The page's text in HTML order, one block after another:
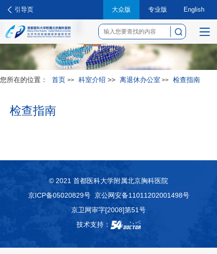
引导页 大众版 专业版 English
菜
您所在的位置： 首页 >> 科室介绍 >> 离退休办公室 >> 检查指南
检查指南
© 2021 首都医科大学附属北京胸科医院
京ICP备05020829号京公网安备11011202001498号
京卫网审字[2008]第51号
技术支持：